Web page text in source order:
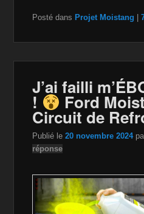
c
e
b
o
o
k
tt
er
a
z
o
n
W
is
h
st
ail
Posté dans Projet Moistang |
J’ai failli
! Ford
Circuit de
Publié le20 novembre 2024
réponse